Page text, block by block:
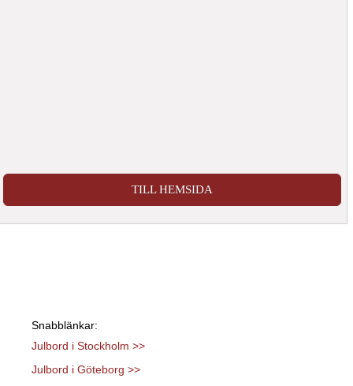
TILL HEMSIDA
Snabblänkar:
Julbord i Stockholm >>
Julbord i Göteborg >>